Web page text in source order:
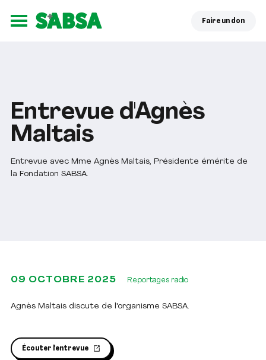
Ouvrir le menu
Faire un don
Entrevue d'Agnès
Maltais
Entrevue avec Mme Agnès Maltais, Présidente émérite de
la Fondation SABSA.
09 OCTOBRE 2025 Reportages radio
Agnès Maltais discute de l'organisme SABSA.
Écouter l'entrevue